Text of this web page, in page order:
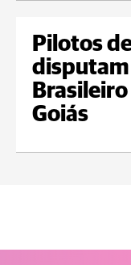
Pilotos
disputam
Goiás